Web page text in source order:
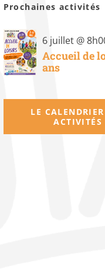
Prochaines activités
6 juillet @
Accueil de
ans
LE CALENDRIER
ACTIVITÉS